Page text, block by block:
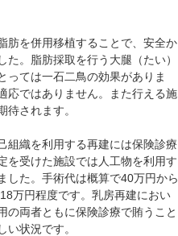
を併用移植することで、安全か
。脂肪採取を行う大腿（たい）
っては一石二鳥の効果がありま
応ではありません。また行える施
されます。
織を利用する再建には保険診療
を受けた施設では人工物を利用す
した。手術代は概算で40万円から
万円程度です。乳房再建におい
の両者ともに保険診療で賄うこと
状況です。